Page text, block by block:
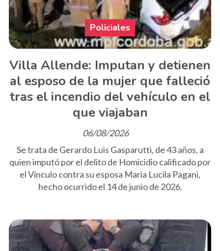
Villa Allende: Imputan y detienen
al esposo de la mujer que falleció
tras el incendio del vehículo en el
que viajaban
Policiales
06/08/2026
Se trata de Gerardo Luis Gasparutti, de 43 años, a
quien imputó por el delito de Homicidio calificado por
el Vínculo contra su esposa Maria Lucila Pagani,
hecho ocurrido el 14 de junio de 2026.